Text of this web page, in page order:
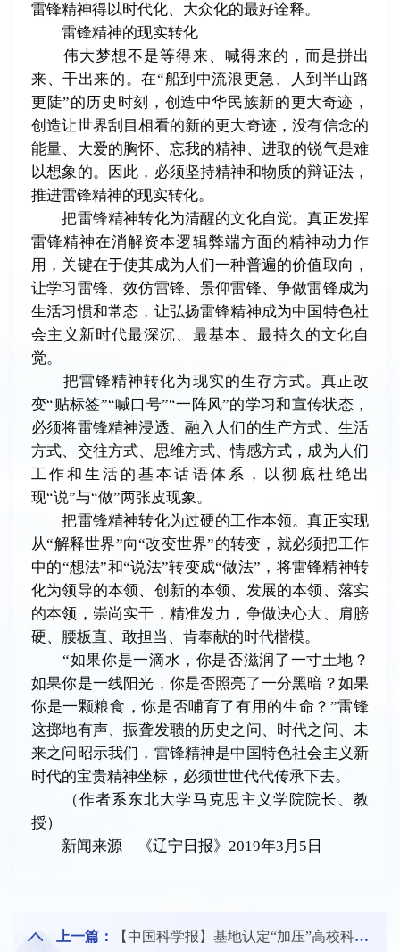
雷锋精神得以时代化、大众化的最好诠释。
雷锋精神的现实转化
伟大梦想不是等得来、喊得来的，而是拼出
来、干出来的。在“船到中流浪更急、人到半山路
更陡”的历史时刻，创造中华民族新的更大奇迹，
创造让世界刮目相看的新的更大奇迹，没有信念的
能量、大爱的胸怀、忘我的精神、进取的锐气是难
以想象的。因此，必须坚持精神和物质的辩证法，
推进雷锋精神的现实转化。
把雷锋精神转化为清醒的文化自觉。真正发挥
雷锋精神在消解资本逻辑弊端方面的精神动力作
用，关键在于使其成为人们一种普遍的价值取向，
让学习雷锋、效仿雷锋、景仰雷锋、争做雷锋成为
生活习惯和常态，让弘扬雷锋精神成为中国特色社
会主义新时代最深沉、最基本、最持久的文化自
觉。
把雷锋精神转化为现实的生存方式。真正改
变“贴标签”“喊口号”“一阵风”的学习和宣传状态，
必须将雷锋精神浸透、融入人们的生产方式、生活
方式、交往方式、思维方式、情感方式，成为人们
工作和生活的基本话语体系，以彻底杜绝出
现“说”与“做”两张皮现象。
把雷锋精神转化为过硬的工作本领。真正实现
从“解释世界”向“改变世界”的转变，就必须把工作
中的“想法”和“说法”转变成“做法”，将雷锋精神转
化为领导的本领、创新的本领、发展的本领、落实
的本领，崇尚实干，精准发力，争做决心大、肩膀
硬、腰板直、敢担当、肯奉献的时代楷模。
“如果你是一滴水，你是否滋润了一寸土地？
如果你是一线阳光，你是否照亮了一分黑暗？如果
你是一颗粮食，你是否哺育了有用的生命？”雷锋
这掷地有声、振聋发聩的历史之问、时代之问、未
来之问昭示我们，雷锋精神是中国特色社会主义新
时代的宝贵精神坐标，必须世世代代传承下去。
（作者系东北大学马克思主义学院院长、教
授）
新闻来源 《辽宁日报》2019年3月5日
上一篇： 【中国科学报】基地认定“加压”高校科技成果转化